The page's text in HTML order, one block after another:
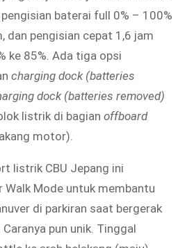
baterai full 0% – 100%
dan pengisian cepat 1,6 jam
ke 85%. Ada tiga opsi
charging dock (batteries
dock (batteries removed)
listrik di bagian offboard
motor).
listrik CBU Jepang ini
Walk Mode untuk membantu
di parkiran saat bergerak
pun unik. Tinggal